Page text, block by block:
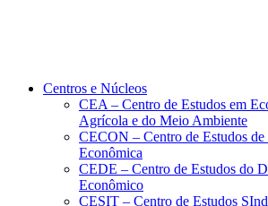
Centros e Núcleos
CEA – Centro de Estudos em
Agrícola e do Meio Ambiente
CECON – Centro de Estudos
Econômica
CEDE – Centro de Estudos do
Econômico
CESIT – Centro de Estudos